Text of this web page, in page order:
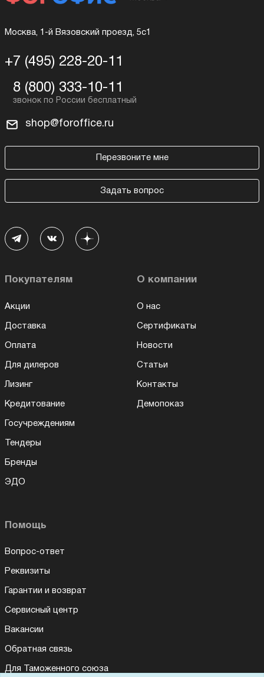
Москва, 1-й Вязовский проезд, 5с1
+7 (495) 228-20-11
8 (800) 333-10-11
shop@foroffice.ru
Перезвоните мне
Задать вопрос
Покупателям
Акции
Доставка
Оплата
Для дилеров
Лизинг
Кредитование
Госучреждениям
Тендеры
Бренды
ЭДО
О компании
О нас
Сертификаты
Новости
Статьи
Контакты
Демопоказ
Помощь
Вопрос-ответ
Реквизиты
Гарантии и возврат
Сервисный центр
Вакансии
Обратная связь
Для Таможенного союза